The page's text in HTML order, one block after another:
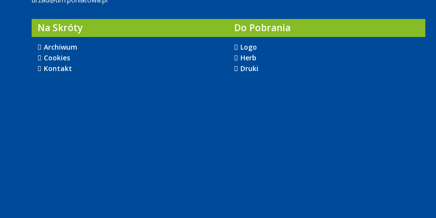
Na Skróty
Archiwum
Cookies
Kontakt
Do Pobrania
Logo
Herb
Druki